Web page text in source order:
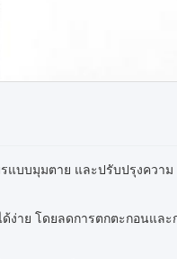
แบบมุมตาย และปรับปรุงความ
ง่าย โดยลดการตกตะกอนและ